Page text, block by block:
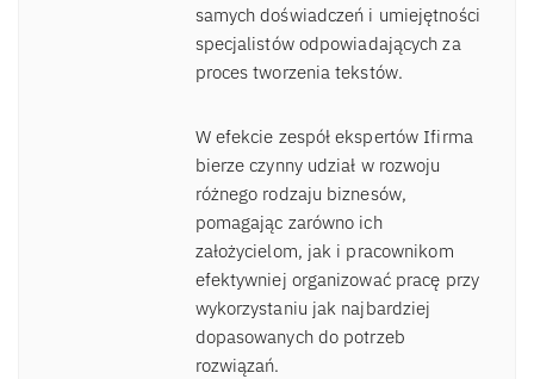
samych doświadczeń i umiejętności
specjalistów odpowiadających za
proces tworzenia tekstów.
W efekcie zespół ekspertów Ifirma
bierze czynny udział w rozwoju
różnego rodzaju biznesów,
pomagając zarówno ich
założycielom, jak i pracownikom
efektywniej organizować pracę przy
wykorzystaniu jak najbardziej
dopasowanych do potrzeb
rozwiązań.